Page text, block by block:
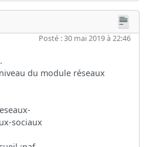
Posté : 30 mai 2019 à 22:46
du module réseaux
sociaux